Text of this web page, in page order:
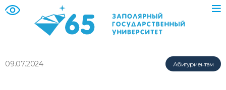
09.07.2024 Абитуриентам